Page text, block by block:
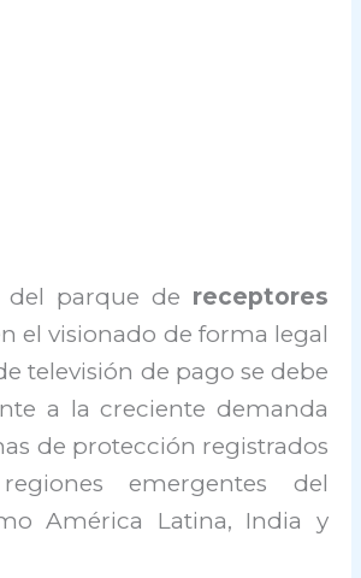
del parque de receptores
el visionado de forma legal
televisión de pago se debe
a la creciente demanda
de protección registrados
emergentes del
América Latina, India y